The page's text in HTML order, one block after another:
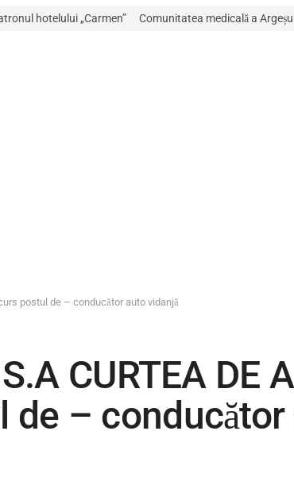
Comunitatea medicală a Argeșului este în doliu! A
postul de – conducător auto vidanjă
CURTEA DE
– conducător